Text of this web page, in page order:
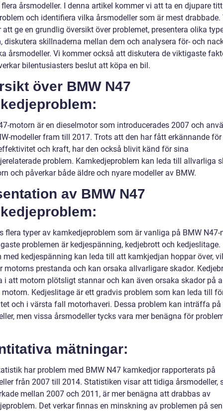
årsmodeller. I denna artikel kommer vi att ta en djupare
och identifiera vilka årsmodeller som är mest drabbade.
att ge en grundlig översikt över problemet, presentera olika
diskutera skillnaderna mellan dem och analysera för- och
årsmodeller. Vi kommer också att diskutera de viktigaste
bilentusiasters beslut att köpa en bil.
över BMW N47
motorn är en dieselmotor som introducerades 2007 och
modeller fram till 2017. Trots att den har fått erkännande
och kraft, har den också blivit känd för sina
problem. Kamkedjeproblem kan leda till allvarliga
och påverkar både äldre och nyare modeller av BMW.
av BMW N47
flera typer av kamkedjeproblem som är vanliga på BMW N47-
problemen är kedjespänning, kedjebrott och kedjeslitage.
med kedjespänning kan leda till att kamkjedjan hoppar över,
motorns prestanda och kan orsaka allvarligare skador.
i att motorn plötsligt stannar och kan även orsaka skador på
motorn. Kedjeslitage är ett gradvis problem som kan leda till
och i värsta fall motorhaveri. Dessa problem kan inträffa på
men vissa årsmodeller tycks vara mer benägna för
mätningar:
har problem med BMW N47 kamkedjor rapporterats på
från 2007 till 2014. Statistiken visar att tidiga årsmodeller,
mellan 2007 och 2011, är mer benägna att drabbas av
Det verkar finnas en minskning av problemen på